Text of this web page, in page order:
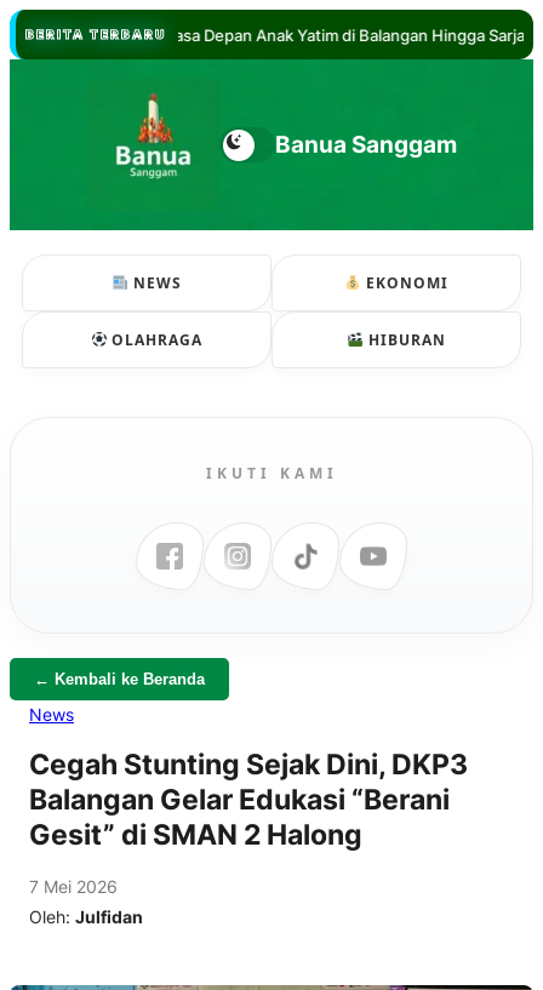
BERITA TERBARU
Jamin Masa Depan Anak Yatim di Balangan Hingga Sarjana //
Banua Sanggam
NEWS EKONOMI
OLAHRAGA HIBURAN
IKUTI KAMI
← Kembali ke Beranda
News
Cegah Stunting Sejak Dini, DKP3
Balangan Gelar Edukasi “Berani
Gesit” di SMAN 2 Halong
7 Mei 2026
Oleh: Julfidan